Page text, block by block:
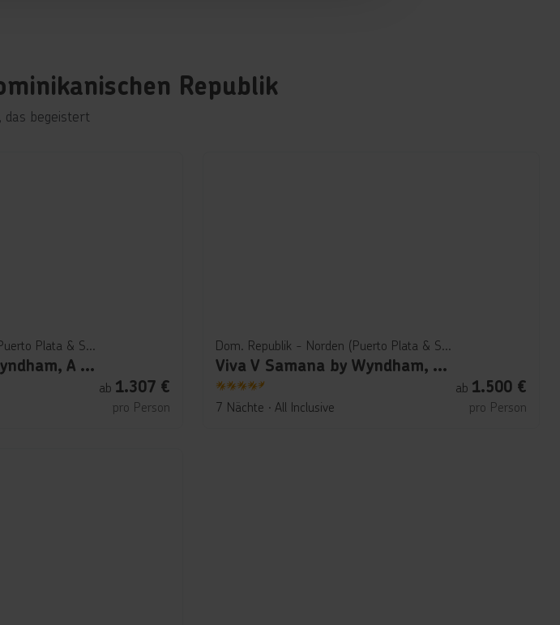
Republik
das begeistert
Dom. Republik - Norden (Puerto Plata & Samana)
Viva Heavens by Wyndham, A Trademark All Inclusive
ab 1.307 €
pro Person
Dom. Republik - Norden (Puerto Plata & Samana)
Viva V Samana by Wyndham, A Trademark Adults All Inclusive
4.5
7 Nächte ∙ All Inclusive
ab 1.500€
pro Person